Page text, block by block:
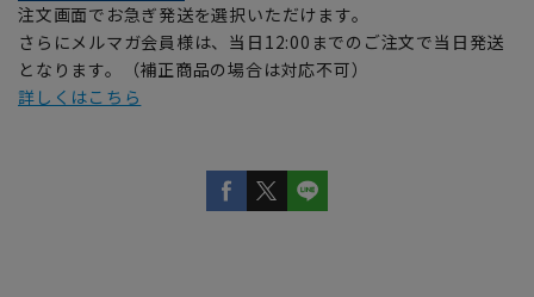
注文画面でお急ぎ発送を選択いただけます。
さらにメルマガ会員様は、当日12:00までのご注文で当日発送
となります。（補正商品の場合は対応不可）
詳しくはこちら